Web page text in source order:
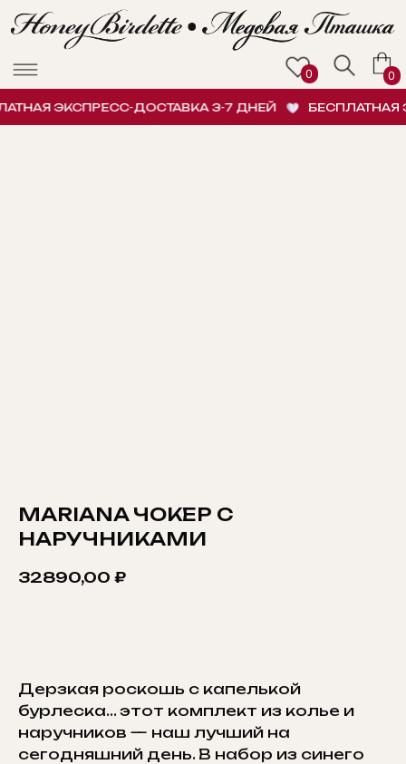
ЭКСПРЕСС-ДОСТАВКА 3-7 ДНЕЙ БЕСПЛАТНАЯ
MARIANA ЧОКЕР С
НАРУЧНИКАМИ
32890,00 ₽
Дерзкая роскошь с капелькой
бурлеска... этот комплект из колье и
наручников — наш лучший на
сегодняшний день. В набор из синего